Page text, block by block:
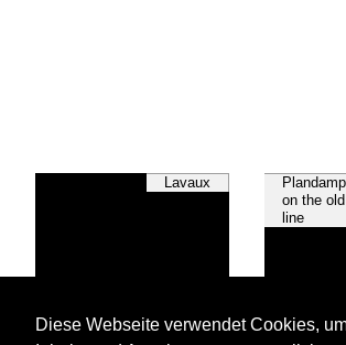
Lavaux
on the
line
Diese Webseite verwendet Cookies,